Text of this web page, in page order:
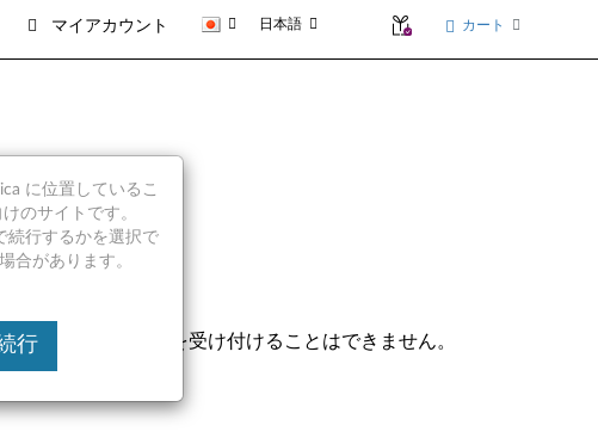
マイアカウント 日本語 カート
機械製品を除く）
いマシンの修理を受け付けることはできません。
に位置しているこ
のサイトです。
続行するかを選択で
合があります。
行